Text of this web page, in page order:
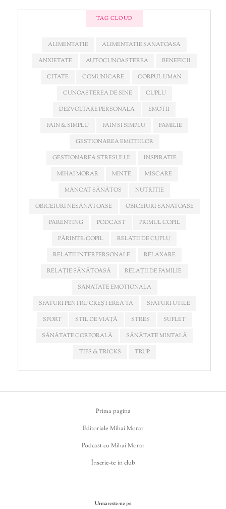
TAG CLOUD
ALIMENTATIE
ALIMENTATIE SANATOASA
ANXIETATE
AUTOCUNOAȘTEREA
BENEFICII
CITATE
COMUNICARE
CORPUL UMAN
CUNOAȘTEREA DE SINE
CUPLU
DEZVOLTARE PERSONALA
EMOTII
FAIN & SIMPLU
FAIN SI SIMPLU
FAMILIE
GESTIONAREA EMOTIILOR
GESTIONAREA STRESULUI
INSPIRATIE
MIHAI MORAR
MINTE
MISCARE
MÂNCAT SĂNĂTOS
NUTRITIE
OBICEIURI NESĂNĂTOASE
OBICEIURI SANATOASE
PARENTING
PODCAST
PRIMUL COPIL
PĂRINTE-COPIL
RELATII DE CUPLU
RELATII INTERPERSONALE
RELAXARE
RELAȚIE SĂNĂTOASĂ
RELAȚII DE FAMILIE
SANATATE EMOTIONALA
SFATURI PENTRU CREȘTEREA TA
SFATURI UTILE
SPORT
STIL DE VIAȚĂ STRES
SUFLET
SĂNĂTATE CORPORALĂ
SĂNĂTATE MINTALĂ
TIPS & TRICKS
TRUP
Prima pagina
Editoriale Mihai Morar
Podcast cu Mihai Morar
Înscrie-te in club
Urmareste-ne pe